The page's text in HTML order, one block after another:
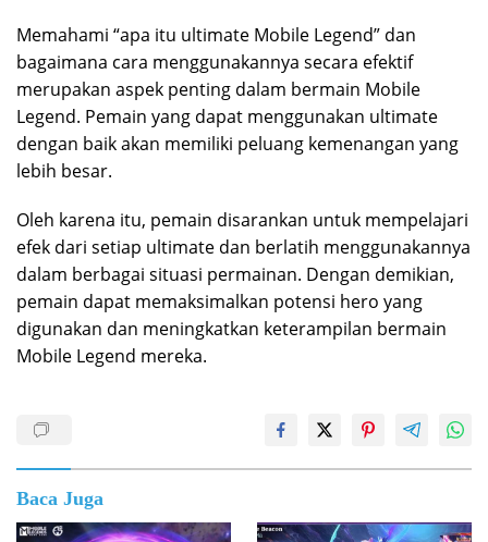
Memahami “apa itu ultimate Mobile Legend” dan
bagaimana cara menggunakannya secara efektif
merupakan aspek penting dalam bermain Mobile
Legend. Pemain yang dapat menggunakan ultimate
dengan baik akan memiliki peluang kemenangan yang
lebih besar.
Oleh karena itu, pemain disarankan untuk mempelajari
efek dari setiap ultimate dan berlatih menggunakannya
dalam berbagai situasi permainan. Dengan demikian,
pemain dapat memaksimalkan potensi hero yang
digunakan dan meningkatkan keterampilan bermain
Mobile Legend mereka.
Baca Juga